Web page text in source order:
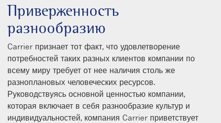
Приверженность
разнообразию
Carrier признает тот факт, что удовлетворение
потребностей таких разных клиентов компании по
всему миру требует от нее наличия столь же
разноплановых человеческих ресурсов.
Руководствуясь основной ценностью компании,
которая включает в себя разнообразие культур и
индивидуальностей, компания Carrier приветствует